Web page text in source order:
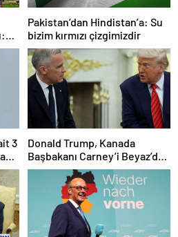
Pakistan’dan Hindistan’a: Su
bizim kırmızı çizgimizdir
3
Donald Trump, Kanada
Başbakanı Carney’i Beyaz’da
ağırladı